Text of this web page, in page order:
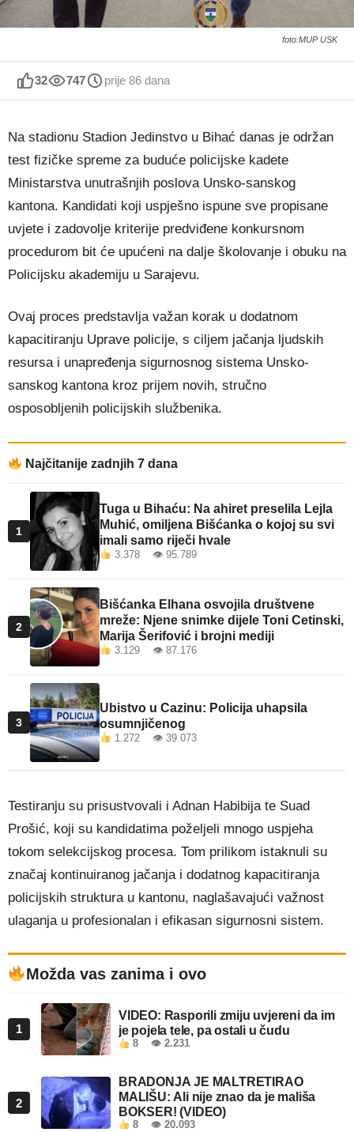
foto:MUP USK
32 747 prije 86 dana
Na stadionu Stadion Jedinstvo u Bihać danas je održan
test fizičke spreme za buduće policijske kadete
Ministarstva unutrašnjih poslova Unsko-sanskog
kantona. Kandidati koji uspješno ispune sve propisane
uvjete i zadovolje kriterije predviđene konkursnom
procedurom bit će upućeni na dalje školovanje i obuku na
Policijsku akademiju u Sarajevu.
Ovaj proces predstavlja važan korak u dodatnom
kapacitiranju Uprave policije, s ciljem jačanja ljudskih
resursa i unapređenja sigurnosnog sistema Unsko-
sanskog kantona kroz prijem novih, stručno
osposobljenih policijskih službenika.
Najčitanije zadnjih 7 dana
1
Tuga u Bihaću: Na ahiret preselila Lejla
Muhić, omiljena Bišćanka o kojoj su svi
imali samo riječi hvale
3.378 👁 95.789
2
Bišćanka Elhana osvojila društvene
mreže: Njene snimke dijele Toni Cetinski,
Marija Šerifović i brojni mediji
3.129 👁 87.176
3
Ubistvo u Cazinu: Policija uhapsila
osumnjičenog
1.272 👁 39.073
Testiranju su prisustvovali i Adnan Habibijate Suad
Prošić, koji su kandidatima poželjeli mnogo uspjeha
tokom selekcijskog procesa. Tom prilikom istaknuli su
značaj kontinuiranog jačanja i dodatnog kapacitiranja
policijskih struktura u kantonu, naglašavajući važnost
ulaganja u profesionalan i efikasan sigurnosni sistem.
Možda vas zanima i ovo
1
VIDEO: Rasporili zmiju uvjereni da im
je pojela tele, pa ostali u čudu
8 👁 2.231
2
BRADONJA JE MALTRETIRAO
MALIŠU: Ali nije znao da je mališa
BOKSER! (VIDEO)
8 👁 20.093